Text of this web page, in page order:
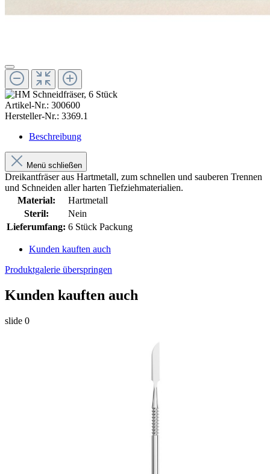
Artikel-Nr.: 300600
Hersteller-Nr.: 3369.1
Beschreibung
Menü schließen
Dreikantfräser aus Hartmetall, zum schnellen und sauberen Trennen
und Schneiden aller harten Tiefziehmaterialien.
Material:
Hartmetall
Steril:
Nein
Lieferumfang: 6 Stück Packung
Kunden kauften auch
Produktgalerie überspringen
Kunden kauften auch
slide 0